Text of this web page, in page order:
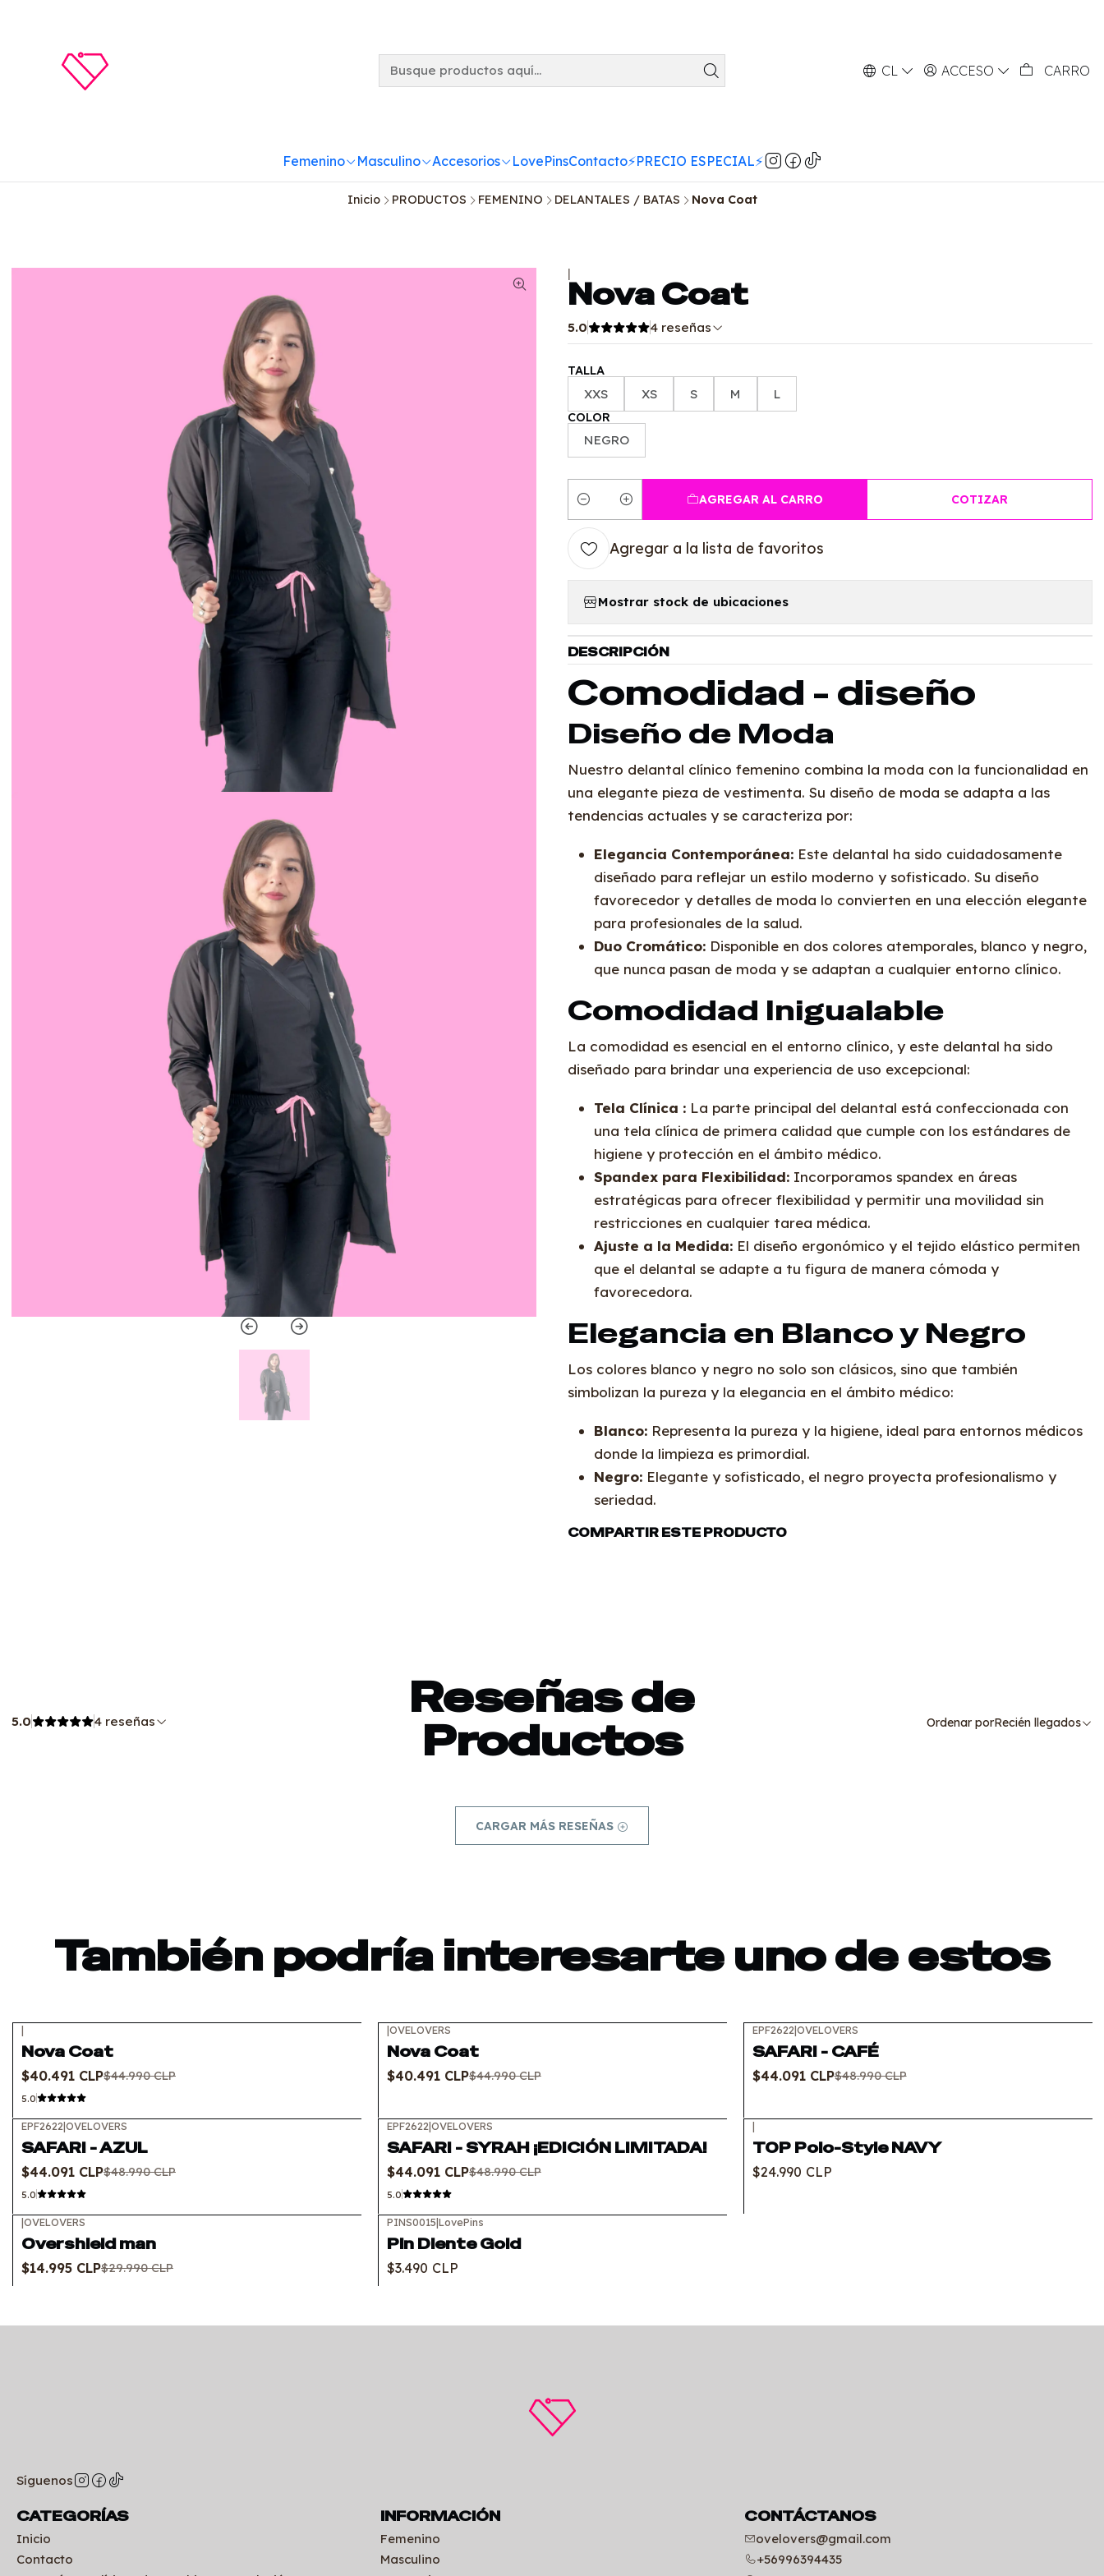
CL ACCESO CARRO
Femenino Masculino Accesorios LovePinsContacto⚡️PRECIO ESPECIAL⚡️
Inicio PRODUCTOS FEMENINO DELANTALES / BATAS Nova Coat
|
Nova Coat
5.0 4 reseñas
TALLA
XXS XS S M L
COLOR
NEGRO
Cantidad
AGREGAR AL CARRO COTIZAR
Agregar a la lista de favoritos
Mostrar stock de ubicaciones
DESCRIPCIÓN
Comodidad - diseño
Diseño de Moda
Nuestro delantal clínico femenino combina la moda con la funcionalidad en
una elegante pieza de vestimenta. Su diseño de moda se adapta a las
tendencias actuales y se caracteriza por:
Elegancia Contemporánea: Este delantal ha sido cuidadosamente
diseñado para reflejar un estilo moderno y sofisticado. Su diseño
favorecedor y detalles de moda lo convierten en una elección elegante
para profesionales de la salud.
Duo Cromático: Disponible en dos colores atemporales, blanco y negro,
que nunca pasan de moda y se adaptan a cualquier entorno clínico.
Comodidad Inigualable
La comodidad es esencial en el entorno clínico, y este delantal ha sido
diseñado para brindar una experiencia de uso excepcional:
Tela Clínica : La parte principal del delantal está confeccionada con
una tela clínica de primera calidad que cumple con los estándares de
higiene y protección en el ámbito médico.
Spandex para Flexibilidad: Incorporamos spandex en áreas
estratégicas para ofrecer flexibilidad y permitir una movilidad sin
restricciones en cualquier tarea médica.
Ajuste a la Medida: El diseño ergonómico y el tejido elástico permiten
que el delantal se adapte a tu figura de manera cómoda y
favorecedora.
Elegancia en Blanco y Negro
Los colores blanco y negro no solo son clásicos, sino que también
simbolizan la pureza y la elegancia en el ámbito médico:
Blanco: Representa la pureza y la higiene, ideal para entornos médicos
donde la limpieza es primordial.
Negro: Elegante y sofisticado, el negro proyecta profesionalismo y
seriedad.
COMPARTIR ESTE PRODUCTO
Reseñas de
Productos
5.0 4 reseñas Ordenar porRecién llegados
CARGAR MÁS RESEÑAS
También podría interesarte uno de estos
-10% OFF
|
Nova Coat
$40.491 CLP$44.990 CLP
5.0
-10% OFF
|OVELOVERS
Nova Coat
$40.491 CLP$44.990 CLP
-10%OFF
EPF2622|OVELOVERS
SAFARI - CAFÉ
$44.091 CLP$48.990 CLP
-10%OFF
EPF2622|OVELOVERS
SAFARI - AZUL
$44.091 CLP$48.990 CLP
5.0
-10%OFF
EPF2622|OVELOVERS
SAFARI - SYRAH ¡EDICIÓN LIMITADA!
$44.091 CLP$48.990 CLP
5.0
|
TOP Polo-Style NAVY
$24.990 CLP
-50% OFF
|OVELOVERS
Overshield man
$14.995 CLP$29.990 CLP
PINS0015|LovePins
Pin Diente Gold
$3.490 CLP
Síguenos
CATEGORÍAS
Inicio
Contacto
INFORMACIÓN
Femenino
Masculino
CONTÁCTANOS
ovelovers@gmail.com
+56996394435